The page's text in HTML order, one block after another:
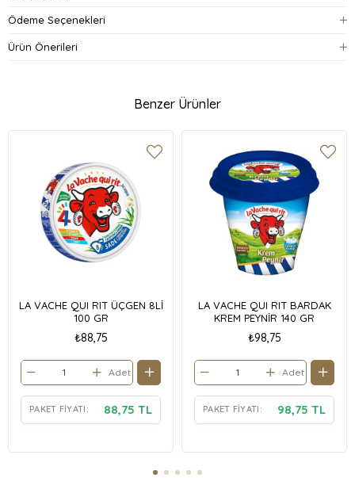
Ödeme Seçenekleri
Ürün Önerileri
Benzer Ürünler
LA VACHE QUI RIT ÜÇGEN 8Lİ
100 GR
₺88,75
Adet
PAKET FIYATI: 88,75 TL
LA VACHE QUI RIT BARDAK
KREM PEYNİR 140 GR
₺98,75
Adet
PAKET FIYATI: 98,75 TL